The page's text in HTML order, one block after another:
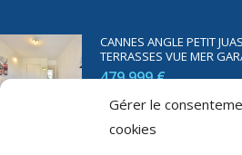
Gérer le
cookies
CANNES ANGLE PETIT
TERRASSES VUE MER
479 999 €